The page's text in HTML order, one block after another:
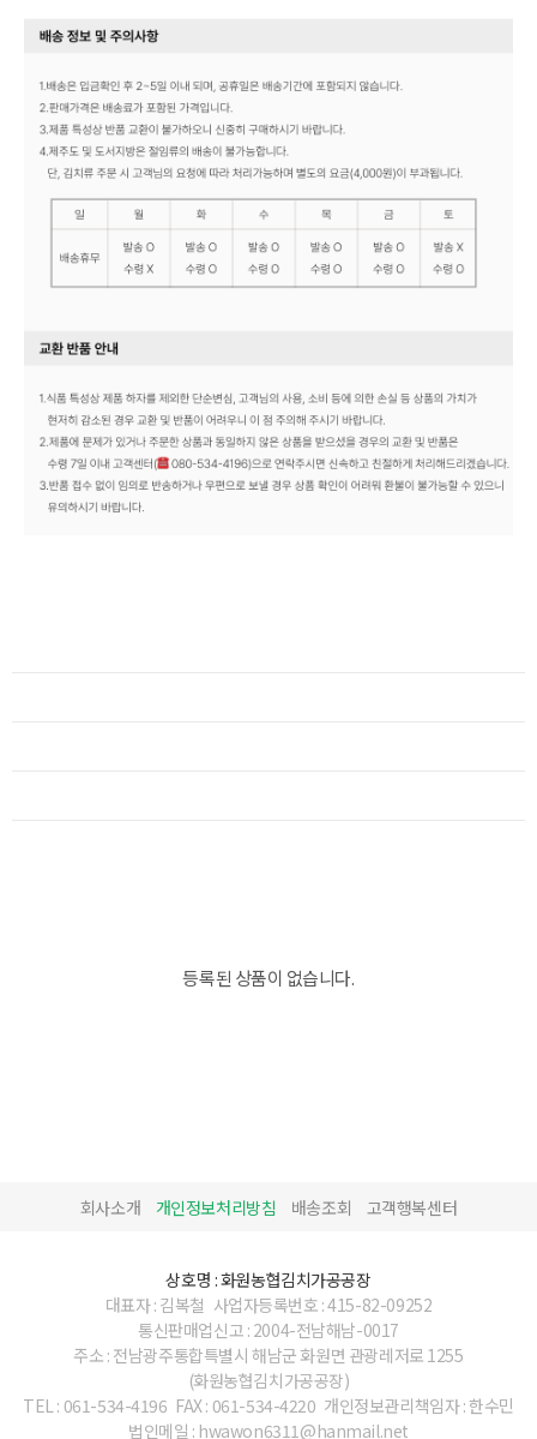
등록된 상품이 없습니다.
회사소개 개인정보처리방침 배송조회 고객행복센터
상호명 : 화원농협김치가공공장
대표자 : 김복철 사업자등록번호 : 415-82-09252
통신판매업신고 : 2004-전남해남-0017
주소 : 전남광주통합특별시 해남군 화원면 관광레저로 1255
(화원농협김치가공공장)
TEL : 061-534-4196 FAX : 061-534-4220 개인정보관리책임자 : 한수민
법인메일 : hwawon6311@hanmail.net